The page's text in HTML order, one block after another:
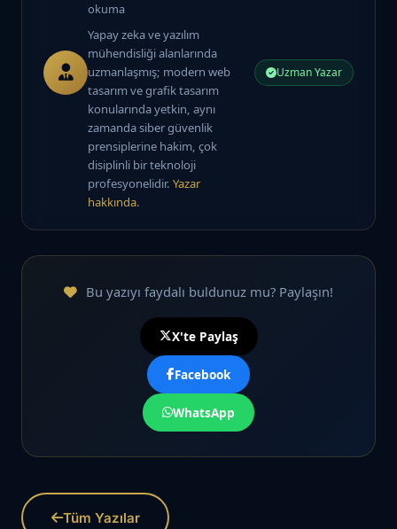
okuma
Yapay zeka ve yazılım
mühendisliği alanlarında
uzmanlaşmış; modern web
tasarım ve grafik tasarım
konularında yetkin, aynı
zamanda siber güvenlik
prensiplerine hakim, çok
disiplinli bir teknoloji
profesyonelidir. Yazar
hakkında.
Uzman Yazar
Bu yazıyı faydalı buldunuz mu? Paylaşın!
X'te Paylaş
Facebook
WhatsApp
Tüm Yazılar